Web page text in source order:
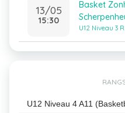
13/05
15:30
Basket
U12 Niveau 3
U12 Niveau 4 A11